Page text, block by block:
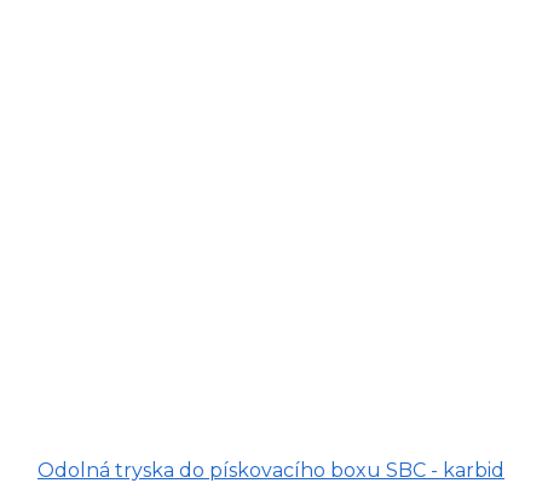
Odolná tryska do pískovacího boxu SBC - karbid
hodnocení